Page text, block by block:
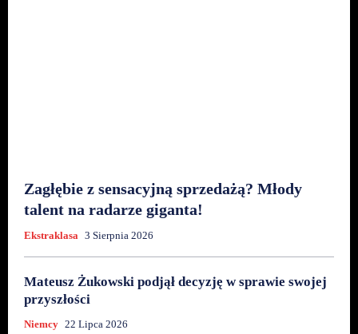
Zagłębie z sensacyjną sprzedażą? Młody
talent na radarze giganta!
Ekstraklasa 3 Sierpnia 2026
Mateusz Żukowski podjął decyzję w sprawie swojej
przyszłości
Niemcy 22 Lipca 2026